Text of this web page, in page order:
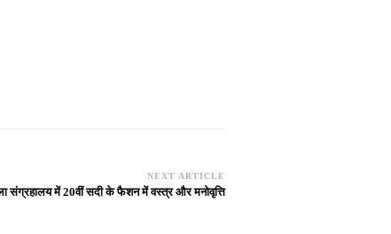
NEXT ARTICLE
संग्रहालय में 20वीं सदी के फैशन में वस्त्र और मनोवृत्ति